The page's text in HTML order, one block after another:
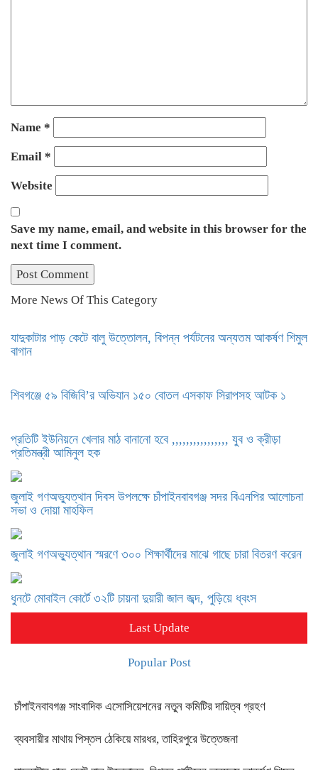
Name *
Email *
Website
Save my name, email, and website in this browser for the
next time I comment.
More News Of This Category
যাদুকাটার পাড় কেটে বালু উত্তোলন, বিপন্ন পর্যটনের অন্যতম আকর্ষণ শিমুল
বাগান
শিবগঞ্জে ৫৯ বিজিবি’র অভিযান ১৫০ বোতল এসকাফ সিরাপসহ আটক ১
প্রতিটি ইউনিয়নে খেলার মাঠ বানানো হবে ,,,,,,,,,,,,,,,, যুব ও ক্রীড়া
প্রতিমন্ত্রী আমিনুল হক
জুলাই গণঅভ্যুত্থান দিবস উপলক্ষে চাঁপাইনবাবগঞ্জ সদর বিএনপির আলোচনা
সভা ও দোয়া মাহফিল
জুলাই গণঅভ্যুত্থান স্মরণে ৩০০ শিক্ষার্থীদের মাঝে গাছে চারা বিতরণ করেন
ধুনটে মোবাইল কোর্টে ৩২টি চায়না দুয়ারী জাল জব্দ, পুড়িয়ে ধ্বংস
Last Update
Popular Post
চাঁপাইনবাবগঞ্জ সাংবাদিক এসোসিয়েশনের নতুন কমিটির দায়িত্ব গ্রহণ
ব্যবসায়ীর মাথায় পিস্তল ঠেকিয়ে মারধর, তাহিরপুরে উত্তেজনা